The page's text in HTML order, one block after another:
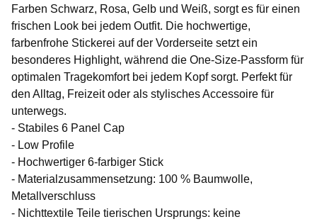
Farben Schwarz, Rosa, Gelb und Weiß, sorgt es für einen
frischen Look bei jedem Outfit. Die hochwertige,
farbenfrohe Stickerei auf der Vorderseite setzt ein
besonderes Highlight, während die One-Size-Passform für
optimalen Tragekomfort bei jedem Kopf sorgt. Perfekt für
den Alltag, Freizeit oder als stylisches Accessoire für
unterwegs.
- Stabiles 6 Panel Cap
- Low Profile
- Hochwertiger 6-farbiger Stick
- Materialzusammensetzung: 100 % Baumwolle,
Metallverschluss
- Nichttextile Teile tierischen Ursprungs: keine